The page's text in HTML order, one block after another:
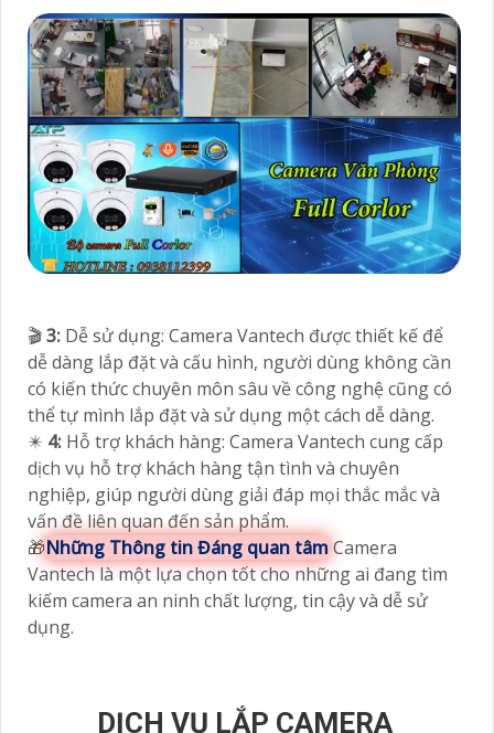
🎬3: Dễ sử dụng: Camera Vantech được thiết kế để
dễ dàng lắp đặt và cấu hình, người dùng không cần
có kiến thức chuyên môn sâu về công nghệ cũng có
thể tự mình lắp đặt và sử dụng một cách dễ dàng.
✴️ 4: Hỗ trợ khách hàng: Camera Vantech cung cấp
dịch vụ hỗ trợ khách hàng tận tình và chuyên
nghiệp, giúp người dùng giải đáp mọi thắc mắc và
vấn đề liên quan đến sản phẩm.
🎁Những Thông tin Đáng quan tâm Camera
Vantech là một lựa chọn tốt cho những ai đang tìm
kiếm camera an ninh chất lượng, tin cậy và dễ sử
dụng.
DỊCH VỤ LẮP CAMERA